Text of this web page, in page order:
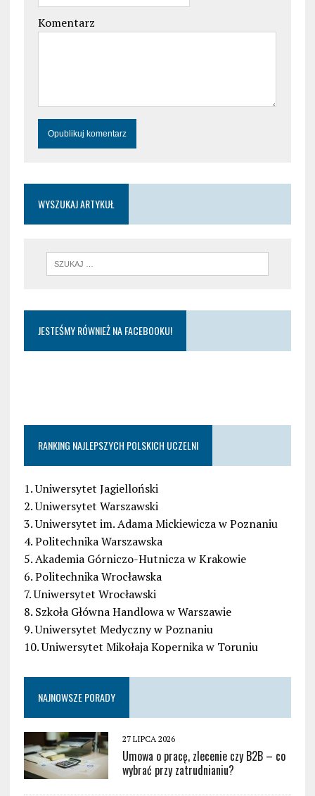
Komentarz
WYSZUKAJ ARTYKUŁ
JESTEŚMY RÓWNIEŻ NA FACEBOOKU!
RANKING NAJLEPSZYCH POLSKICH UCZELNI
1. Uniwersytet Jagielloński
2. Uniwersytet Warszawski
3. Uniwersytet im. Adama Mickiewicza w Poznaniu
4. Politechnika Warszawska
5. Akademia Górniczo-Hutnicza w Krakowie
6. Politechnika Wrocławska
7. Uniwersytet Wrocławski
8. Szkoła Główna Handlowa w Warszawie
9. Uniwersytet Medyczny w Poznaniu
10. Uniwersytet Mikołaja Kopernika w Toruniu
NAJNOWSZE PORADY
27 LIPCA 2026
Umowa o pracę, zlecenie czy B2B – co
wybrać przy zatrudnianiu?